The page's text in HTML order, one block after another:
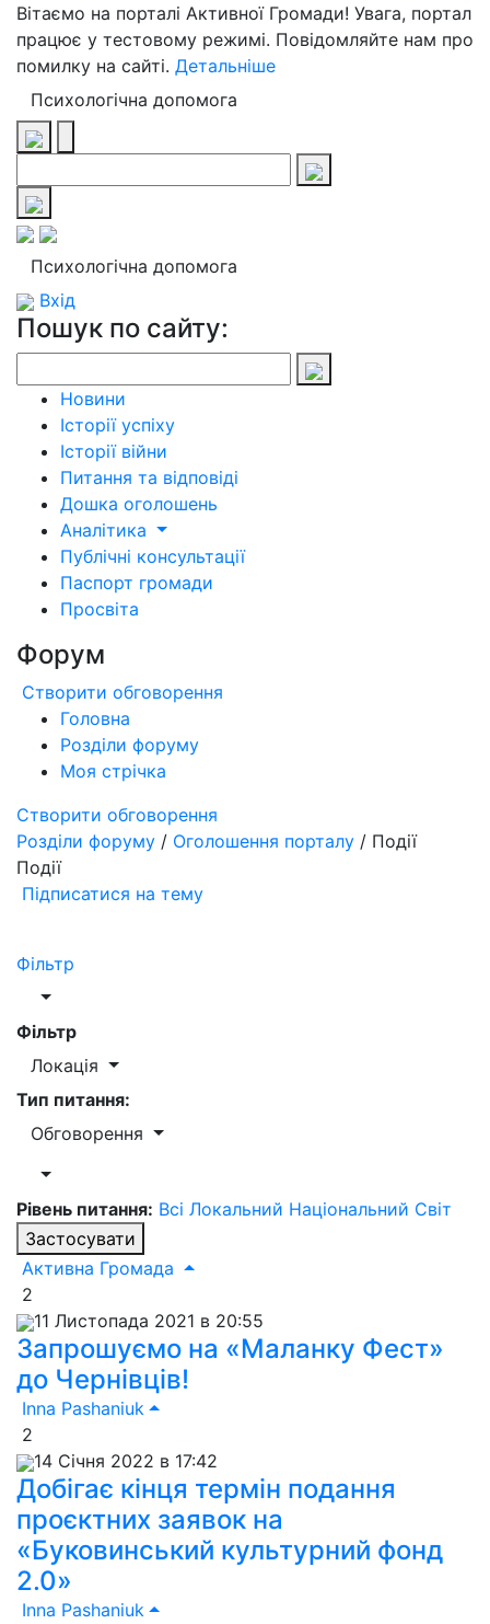
Вітаємо на порталі Активної Громади! Увага, портал
працює у тестовому режимі. Повідомляйте нам про
помилку на сайті. Детальніше
Психологічна допомога
Психологічна допомога
Вхід
Пошук по сайту:
Новини
Історії успіху
Історії війни
Питання та відповіді
Дошка оголошень
Аналітика
Публічні консультації
Паспорт громади
Просвіта
Форум
Створити обговорення
Головна
Розділи форуму
Моя стрічка
Створити обговорення
Розділи форуму / Оголошення порталу / Події
Події
Підписатися на тему
Фільтр
Фільтр
Локація
Тип питання:
Обговорення
Рівень питання: Всі Локальний Національний Світ
Застосувати
Активна Громада
2
11 Листопада 2021 в 20:55
Запрошуємо на «Маланку Фест»
до Чернівців!
Inna Pashaniuk
2
14 Січня 2022 в 17:42
Добігає кінця термін подання
проєктних заявок на
«Буковинський культурний фонд
2.0»
Inna Pashaniuk